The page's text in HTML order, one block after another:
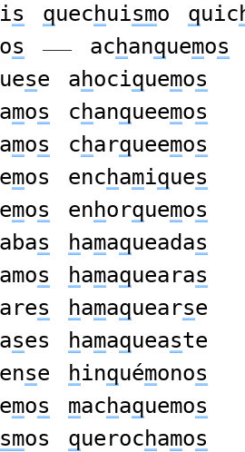
s quechuismo quic
os —— achanquemos
uese ahociquemos
mos chanqueemos
mos charqueemos
mos enchamiques
mos enhorquemos
s hamaqueadas
s hamaquearas
s hamaquearse
ses hamaqueaste
se hinquémonos
mos machaquemos
smos querochamos